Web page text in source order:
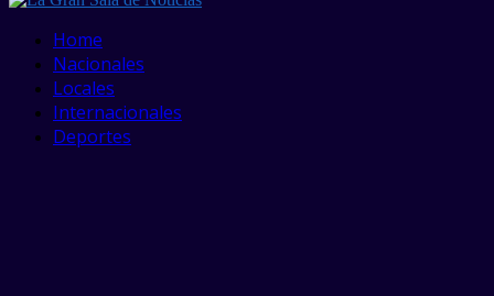
Home
Nacionales
Locales
Internacionales
Deportes